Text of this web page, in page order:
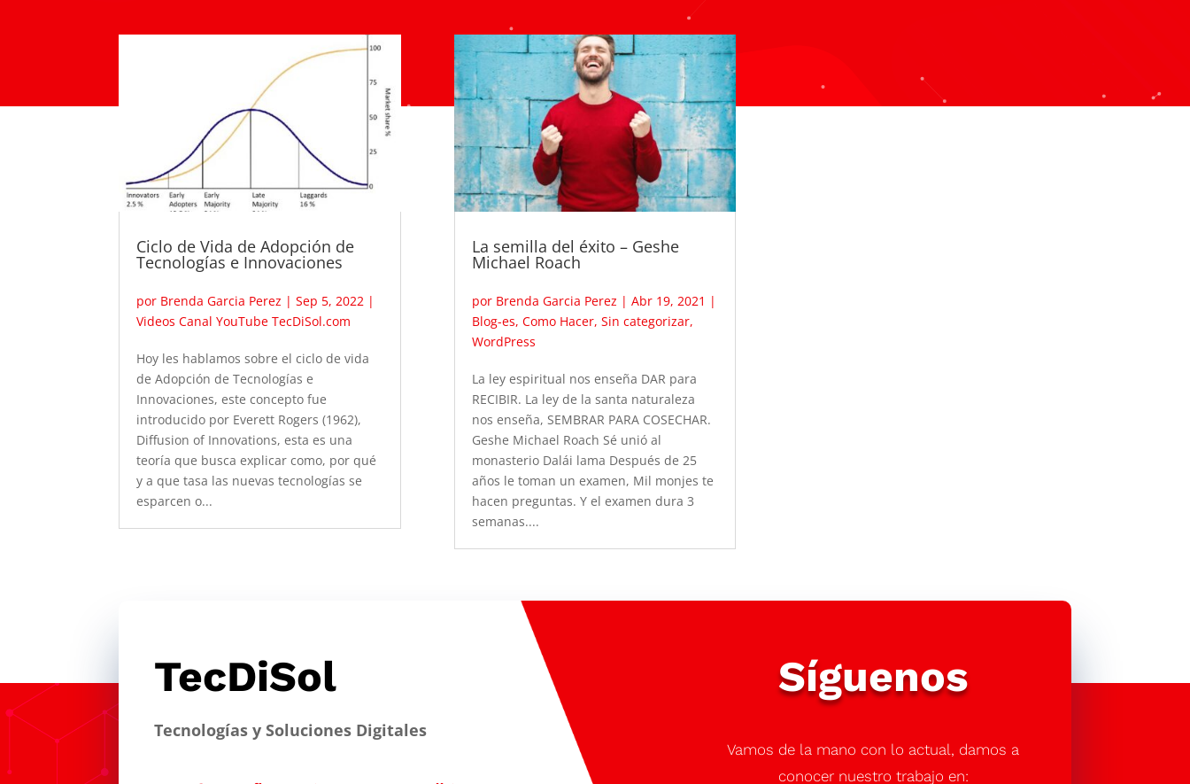
Ciclo de Vida de Adopción de
Tecnologías e Innovaciones
por Brenda Garcia Perez |Sep 5, 2022 |
Videos Canal YouTube TecDiSol.com
Hoy les hablamos sobre el ciclo de vida
de Adopción de Tecnologías e
Innovaciones, este concepto fue
introducido por Everett Rogers (1962),
Diffusion of Innovations, esta es una
teoría que busca explicar como, por qué
y a que tasa las nuevas tecnologías se
esparcen o...
La semilla del éxito – Geshe
Michael Roach
por Brenda Garcia Perez | Abr 19, 2021 |
Blog-es, Como Hacer, Sin categorizar,
WordPress
La ley espiritual nos enseña DAR para
RECIBIR. La ley de la santa naturaleza
nos enseña, SEMBRAR PARA COSECHAR.
Geshe Michael Roach Sé unió al
monasterio Dalái lama Después de 25
años le toman un examen, Mil monjes te
hacen preguntas. Y el examen dura 3
semanas....
TecDiSol
Tecnologías y Soluciones Digitales
Síguenos
Vamos de la mano con lo actual, damos a
conocer nuestro trabajo en: